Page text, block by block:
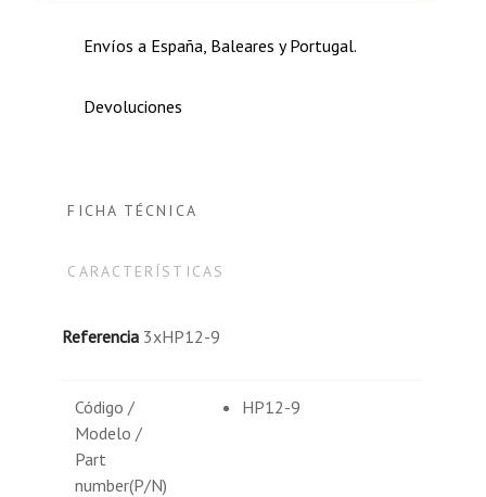
Envíos a España, Baleares y Portugal.
Devoluciones
FICHA TÉCNICA
CARACTERÍSTICAS
Referencia 3xHP12-9
Código /
Modelo /
Part
number(P/N)
HP12-9